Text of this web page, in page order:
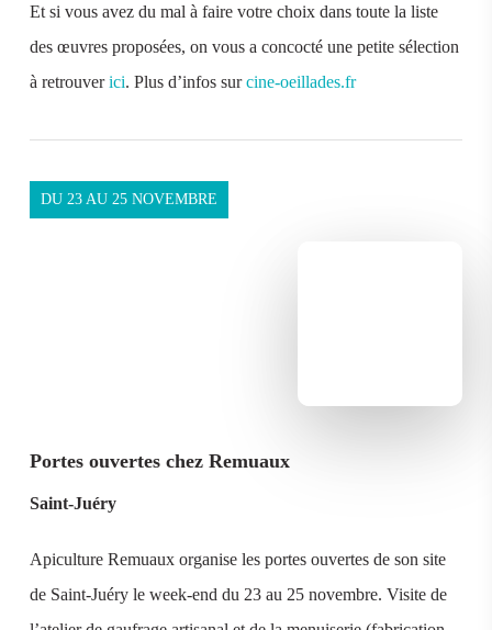
Et si vous avez du mal à faire votre choix dans toute la liste
des œuvres proposées, on vous a concocté une petite sélection
à retrouverici. Plus d’infos surcine-oeillades.fr
DU 23 AU 25 NOVEMBRE
Portes ouvertes chez Remuaux
Saint-Juéry
Apiculture Remuaux organise les portes ouvertes de son site
de Saint-Juéry le week-end du 23 au 25 novembre. Visite de